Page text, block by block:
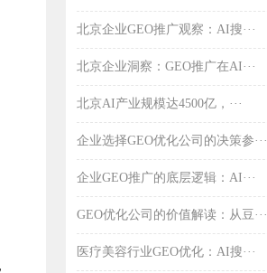
北京企业GEO推广观察：AI搜···
北京企业洞察：GEO推广在AI···
北京AI产业规模达4500亿，···
企业选择GEO优化公司的决策参···
企业GEO推广的底层逻辑：AI···
GEO优化公司的价值解读：从豆···
医疗美容行业GEO优化：AI搜···